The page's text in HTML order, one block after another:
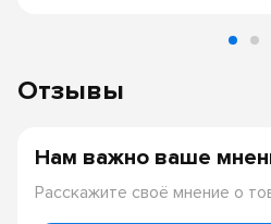
Отзывы
Нам важно ваше
Расскажите своё мнение о